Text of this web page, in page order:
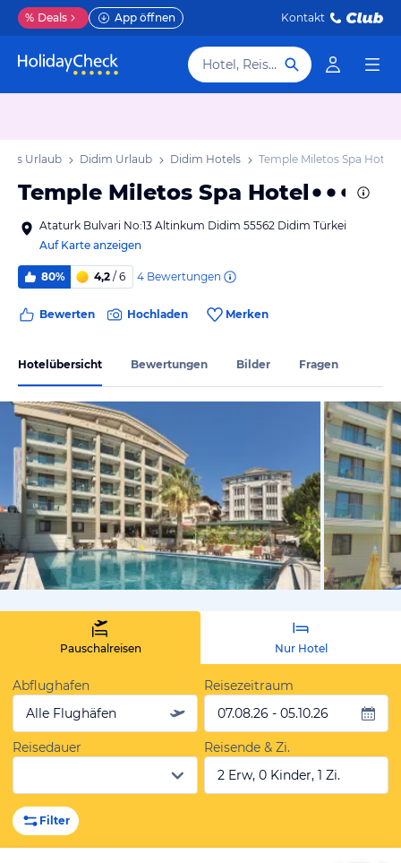
% Deals App öffnen Kontakt
Hotel, Reiseziel
Urlaub Didim Urlaub Didim Hotels Temple Miletos Spa Hotel
Temple Miletos Spa Hotel
Ataturk Bulvari No:13 Altinkum Didim 55562 Didim Türkei
Auf Karte anzeigen
80% 4,2 / 6 4 Bewertungen
Bewerten Hochladen Merken
Hotelübersicht Bewertungen Bilder Fragen
von
Pauschalreisen Nur Hotel
Abflughafen
Alle Flughäfen
Reisezeitraum
07.08.26 - 05.10.26
Reisedauer
Reisende & Zi.
2 Erw, 0 Kinder, 1 Zi.
Filter